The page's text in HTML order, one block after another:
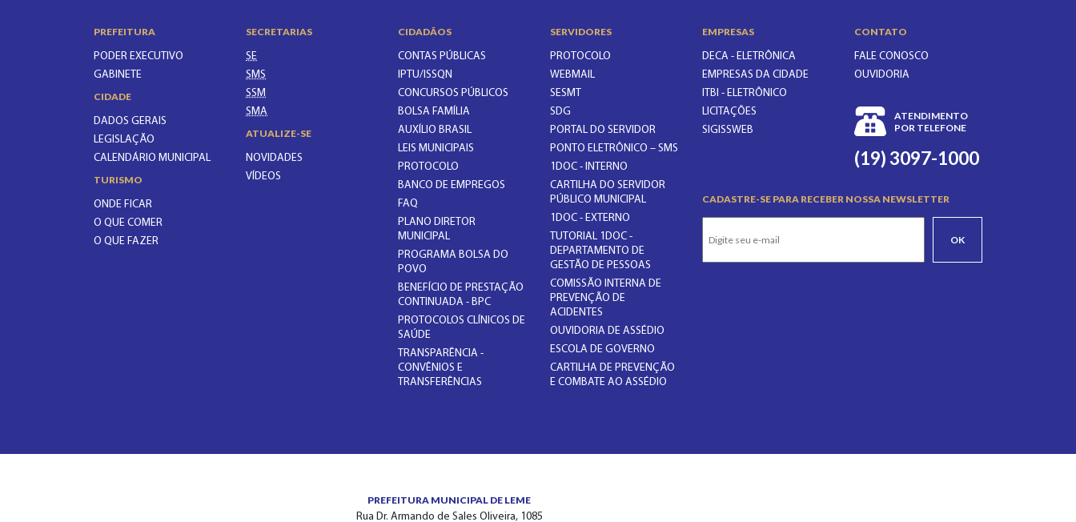
PREFEITURA
PODER EXECUTIVO
GABINETE
CIDADE
DADOS GERAIS
LEGISLAÇÃO
CALENDÁRIO MUNICIPAL
TURISMO
ONDE FICAR
O QUE COMER
O QUE FAZER
SECRETARIAS
SE
SMS
SSM
SMA
ATUALIZE-SE
NOVIDADES
VÍDEOS
CIDADÃOS
CONTAS PÚBLICAS
IPTU/ISSQN
CONCURSOS PÚBLICOS
BOLSA FAMÍLIA
AUXÍLIO BRASIL
LEIS MUNICIPAIS
PROTOCOLO
BANCO DE EMPREGOS
FAQ
PLANO DIRETOR
MUNICIPAL
PROGRAMA BOLSA DO
POVO
BENEFÍCIO DE PRESTAÇÃO
CONTINUADA - BPC
PROTOCOLOS CLÍNICOS DE
SAÚDE
TRANSPARÊNCIA -
CONVÊNIOS E
TRANSFERÊNCIAS
SERVIDORES
PROTOCOLO
WEBMAIL
SESMT
SDG
PORTAL DO SERVIDOR
PONTO ELETRÔNICO – SMS
1DOC - INTERNO
CARTILHA DO SERVIDOR
PÚBLICO MUNICIPAL
1DOC - EXTERNO
TUTORIAL 1DOC -
DEPARTAMENTO DE
GESTÃO DE PESSOAS
COMISSÃO INTERNA DE
PREVENÇÃO DE
ACIDENTES
OUVIDORIA DE ASSÉDIO
ESCOLA DE GOVERNO
CARTILHA DE PREVENÇÃO
E COMBATE AO ASSÉDIO
EMPRESAS
DECA - ELETRÔNICA
EMPRESAS DA CIDADE
ITBI - ELETRÔNICO
LICITAÇÕES
SIGISSWEB
CONTATO
FALE CONOSCO
OUVIDORIA
ATENDIMENTO
POR TELEFONE
(19) 3097-1000
CADASTRE-SE PARA RECEBER NOSSA NEWSLETTER
OK
PREFEITURA MUNICIPAL DE LEME
Rua Dr. Armando de Sales Oliveira, 1085